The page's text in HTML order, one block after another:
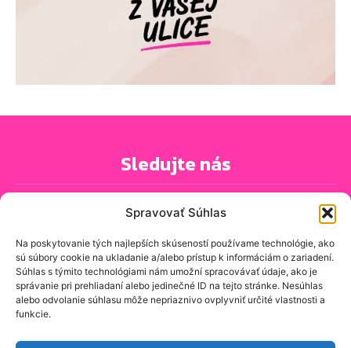
Spravovať Súhlas
Na poskytovanie tých najlepších skúseností používame technológie, ako
sú súbory cookie na ukladanie a/alebo prístup k informáciám o zariadení.
Súhlas s týmito technológiami nám umožní spracovávať údaje, ako je
správanie pri prehliadaní alebo jedinečné ID na tejto stránke. Nesúhlas
alebo odvolanie súhlasu môže nepriaznivo ovplyvniť určité vlastnosti a
funkcie.
Sledujte nás
PRIHLÁSIŤ SA K ODBERU NOVINIEK